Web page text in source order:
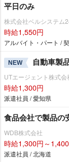
平日のみ
株式会社ベルシステム
時給1,550円
アルバイト・パート /
NEW 自動車製
UTエージェント株式
時給1,300円
派遣社員 / 愛知県
食品会社で製品の
WDB株式会社
時給1,300円～
派遣社員 / 北海道